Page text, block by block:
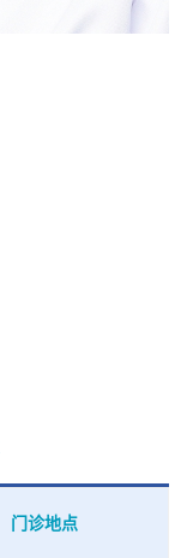
门诊地点